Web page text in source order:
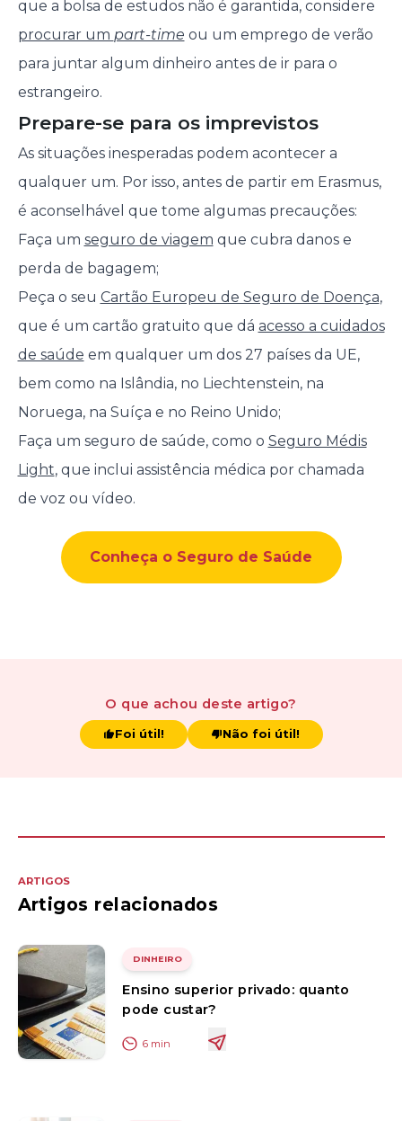
que a bolsa de estudos não é garantida, considere
procurar um part-time ou um emprego de verão
para juntar algum dinheiro antes de ir para o
estrangeiro.
Prepare-se para os imprevistos
As situações inesperadas podem acontecer a
qualquer um. Por isso, antes de partir em Erasmus,
é aconselhável que tome algumas precauções:
Faça um seguro de viagem que cubra danos e
perda de bagagem;
Peça o seu Cartão Europeu de Seguro de Doença,
que é um cartão gratuito que dá acesso a cuidados
de saúde em qualquer um dos 27 países da UE,
bem como na Islândia, no Liechtenstein, na
Noruega, na Suíça e no Reino Unido;
Faça um seguro de saúde, como o Seguro Médis
Light, que inclui assistência médica por chamada
de voz ou vídeo.
Conheça o Seguro de Saúde
O que achou deste artigo?
Foi útil! Não foi útil!
ARTIGOS
Artigos relacionados
DINHEIRO
Ensino superior privado: quanto
pode custar?
6 min